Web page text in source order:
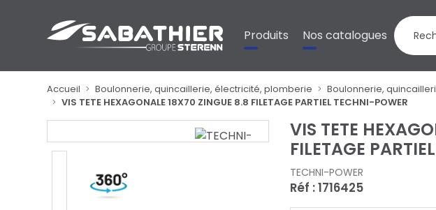
Produits Nos catalogues
Accueil Boulonnerie, quincaillerie, électricité, plomberie Boulonnerie,
VIS TETE HEXAGONALE 18X70 ZINGUE 8.8 FILETAGE PARTIEL TECHNI-POWER
VIS TETE
FILETAGE
TECHNI-POWER
Réf : 1716425